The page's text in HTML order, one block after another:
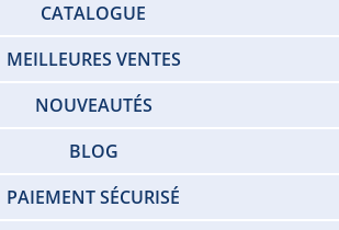
CATALOGUE
MEILLEURES VENTES
NOUVEAUTÉS
BLOG
PAIEMENT SÉCURISÉ